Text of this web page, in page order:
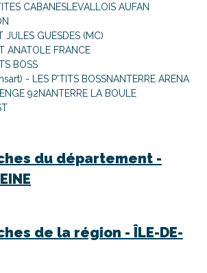
CABANES LEVALLOIS AUFAN
JULES GUESDES (MC)
ANATOLE FRANCE
BOSS
- LES P'TITS BOSSNANTERRE ARENA
92NANTERRE LA BOULE
du département -
de la région - ÎLE-DE-